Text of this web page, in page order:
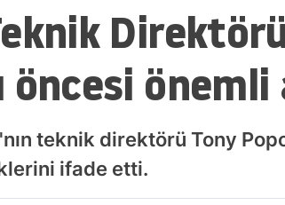
Ankara
Antalya
Aydın
öncesi
teknik direktörü Tony
ifade etti.